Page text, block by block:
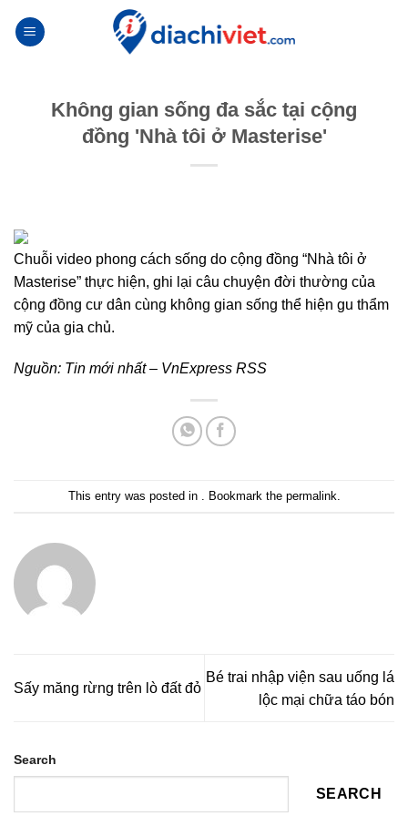
Không gian sống đa sắc tại cộng
đồng 'Nhà tôi ở Masterise'
Chuỗi video phong cách sống do cộng đồng “Nhà tôi ở
Masterise” thực hiện, ghi lại câu chuyện đời thường của
cộng đồng cư dân cùng không gian sống thể hiện gu thẩm
mỹ của gia chủ.
Nguồn: Tin mới nhất – VnExpress RSS
This entry was posted in . Bookmark the permalink
Sấy măng rừng trên lò đất đỏ
Bé trai nhập viện sau uống lá
lộc mại chữa táo bón
Search
SEARCH